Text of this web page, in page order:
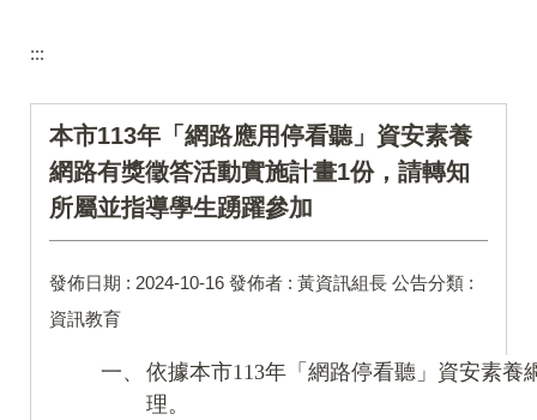
:::
本市113年「網路應用停看聽」資安素養
網路有獎徵答活動實施計畫1份，請轉知
所屬並指導學生踴躍參加
發佈日期 : 2024-10-16 發佈者 : 黃資訊組長 公告分類 :
資訊教育
一、 依據本市113年「網路停看聽」資安素養
理。